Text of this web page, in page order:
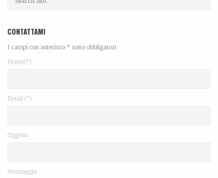
CONTATTAMI
I campi con asterisco * sono obbligatori
Nome(*)
Email (*)
Oggetto
Messaggio